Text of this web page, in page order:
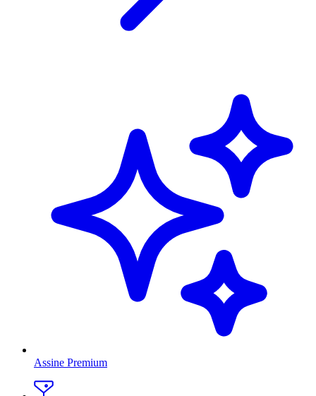
Assine Premium